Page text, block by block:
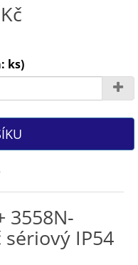
ks)
3558N-
IP54